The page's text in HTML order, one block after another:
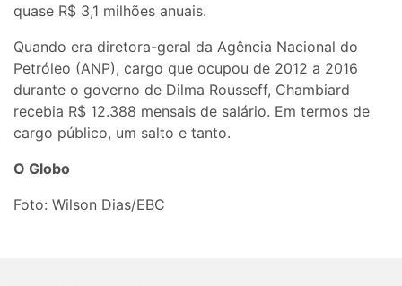
quase R$ 3,1 milhões anuais.
Quando era diretora-geral da Agência Nacional do
Petróleo (ANP), cargo que ocupou de 2012 a 2016
durante o governo de Dilma Rousseff, Chambiard
recebia R$ 12.388 mensais de salário. Em termos de
cargo público, um salto e tanto.
O Globo
Foto: Wilson Dias/EBC